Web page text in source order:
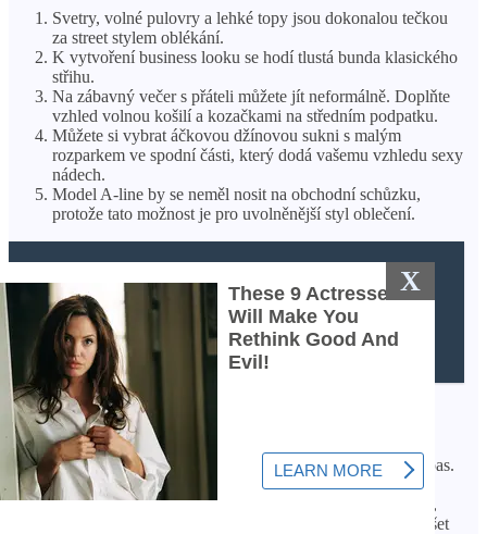
X
Svetry, volné pulovry a lehké topy jsou dokonalou tečkou
za street stylem oblékání.
K vytvoření business looku se hodí tlustá bunda klasického
střihu.
Na zábavný večer s přáteli můžete jít neformálně. Doplňte
vzhled volnou košilí a kozačkami na středním podpatku.
Můžete si vybrat áčkovou džínovou sukni s malým
rozparkem ve spodní části, který dodá vašemu vzhledu sexy
nádech.
Model A-line by se neměl nosit na obchodní schůzku,
protože tato možnost je pro uvolněnější styl oblečení.
ČTĚTE VÍCE
Jak natáčet vlasy tyčovými
natáčkami?
Závěr
Návrháři doporučují podívat se blíže na midi délku a vysoký pas.
Takové džínové sukně lze považovat za univerzální možnost,
kterou lze modernizovat tak, aby vyhovovala formátu události,
osobním preferencím ve stylu a dress code. Midi styl bude slušet